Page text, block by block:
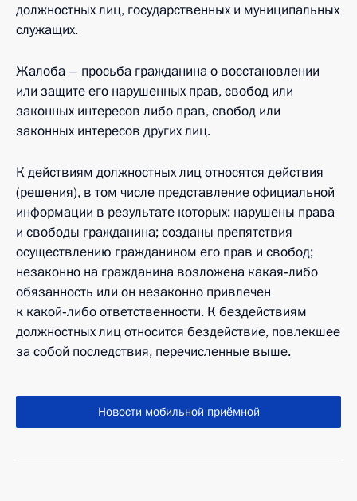
должностных лиц, государственных и муниципальных
служащих.
Жалоба – просьба гражданина о восстановлении
или защите его нарушенных прав, свобод или
законных интересов либо прав, свобод или
законных интересов других лиц.
К действиям должностных лиц относятся действия
(решения), в том числе представление официальной
информации в результате которых: нарушены права
и свободы гражданина; созданы препятствия
осуществлению гражданином его прав и свобод;
незаконно на гражданина возложена какая‑либо
обязанность или он незаконно привлечен
к какой‑либо ответственности. К бездействиям
должностных лиц относится бездействие, повлекшее
за собой последствия, перечисленные выше.
Новости мобильной приёмной